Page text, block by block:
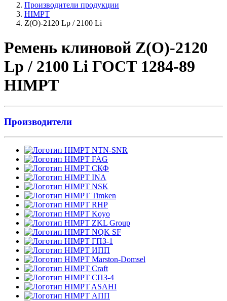
Производители продукции
HIMPT
Z(О)-2120 Lp / 2100 Li
Ремень клиновой Z(О)-2120
Lp / 2100 Li ГОСТ 1284-89
HIMPT
Производители
NTN-SNR
FAG
СКФ
INA
NSK
Timken
RHP
Koyo
ZKL Group
NQK SF
ГПЗ-1
ИПП
Marston-Domsel
Craft
СПЗ-4
ASAHI
АПП